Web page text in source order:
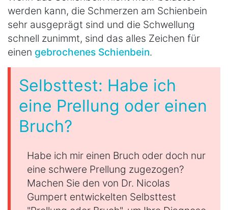
werden kann, die Schmerzen am Schienbein
sehr ausgeprägt sind und die Schwellung
schnell zunimmt, sind das alles Zeichen für
einen gebrochenes Schienbein.
Selbsttest: Habe ich
eine Prellung oder einen
Bruch?
Habe ich mir einen Bruch oder doch nur
eine schwere Prellung zugezogen?
Machen Sie den von Dr. Nicolas
Gumpert entwickelten Selbsttest